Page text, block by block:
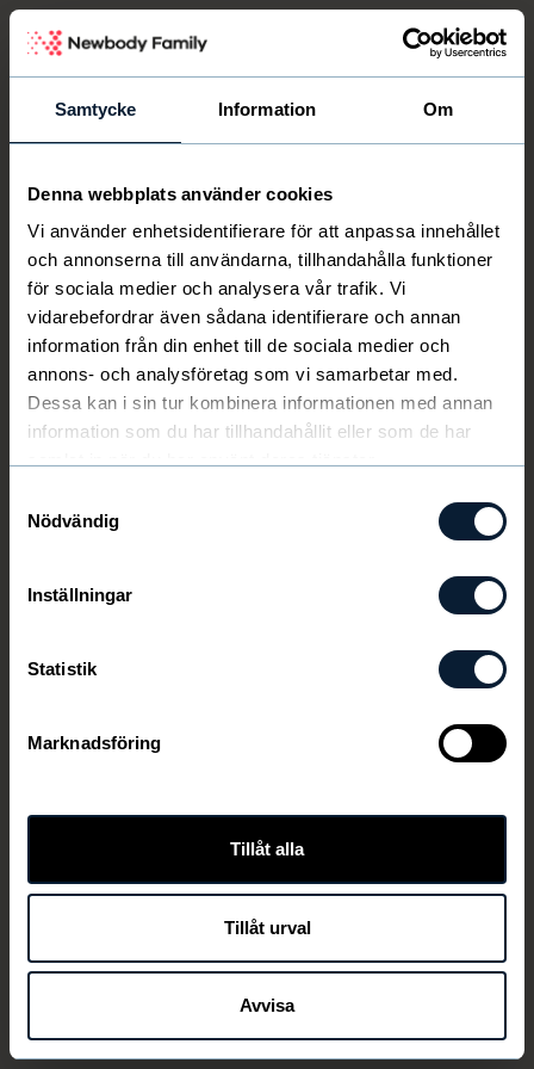
Samtycke Information Om
Denna webbplats använder cookies
Vi använder enhetsidentifierare för att anpassa innehållet
och annonserna till användarna, tillhandahålla funktioner
för sociala medier och analysera vår trafik. Vi
vidarebefordrar även sådana identifierare och annan
information från din enhet till de sociala medier och
annons- och analysföretag som vi samarbetar med.
Dessa kan i sin tur kombinera informationen med annan
information som du har tillhandahållit eller som de har
Nödvändig
Inställningar
Statistik
Marknadsföring
Tillåt alla
Tillåt urval
Avvisa
Välkommen Newbody
Den här länken är ej aktiv längre
TILLBAKA
Newbody Family Portal